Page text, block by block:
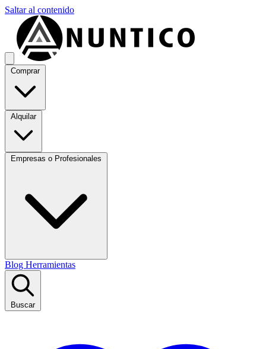
Saltar al contenido
Comprar
Alquilar
Empresas o Profesionales
Blog Herramientas
Buscar